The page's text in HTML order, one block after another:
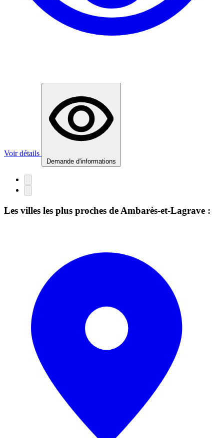
Voir détails
Demande d'informations
Les villes les plus proches de Ambarès-et-Lagrave :